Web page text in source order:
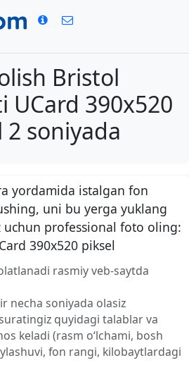
Bristol
UCard 390x520
2 soniyada
yordamida istalgan fon
uni bu yerga yuklang
professional foto oling:
390x520 piksel
rasmiy veb-saytda
necha soniyada olasiz
quyidagi talablar va
keladi (rasm o‘lchami, bosh
fon rangi, kilobaytlardagi